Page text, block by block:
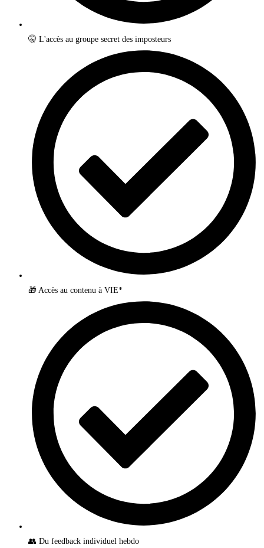
🤫 L'accès au groupe secret des imposteurs
🎁 Accès au contenu à VIE*
👥 Du feedback individuel hebdo